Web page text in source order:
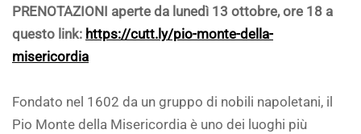
PRENOTAZIONI aperte da lunedì 13 ottobre, ore 18 a
questo link: https://cutt.ly/pio-monte-della-
misericordia
Fondato nel 1602 da un gruppo di nobili napoletani, il
Pio Monte della Misericordia è uno dei luoghi più